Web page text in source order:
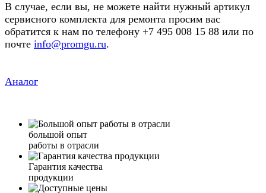
В случае, если вы, не можете найти нужный артикул
сервисного комплекта для ремонта просим вас
обратится к нам по телефону +7 495 008 15 88 или по
почте info@promgu.ru.
Аналог
большой опыт
работы в отрасли
Гарантия качества
продукции